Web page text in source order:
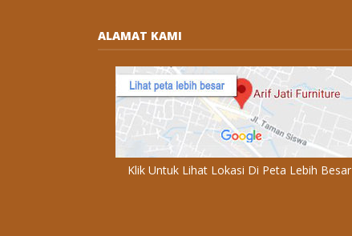
ALAMAT KAMI
Klik Untuk Lihat Lokasi Di Peta Lebih Besar